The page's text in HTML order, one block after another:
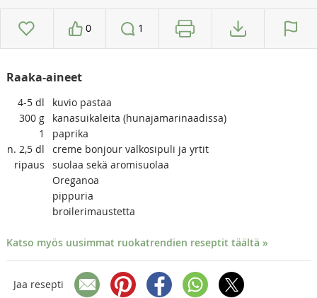
0 1
Raaka-aineet
4-5 dl
kuvio pastaa
300 g
kanasuikaleita (hunajamarinaadissa)
1
paprika
n. 2,5 dl
creme bonjour valkosipuli ja yrtit
ripaus
suolaa sekä aromisuolaa
Oreganoa
pippuria
broilerimaustetta
Katso myös uusimmat ruokatrendien reseptit täältä »
Jaa resepti